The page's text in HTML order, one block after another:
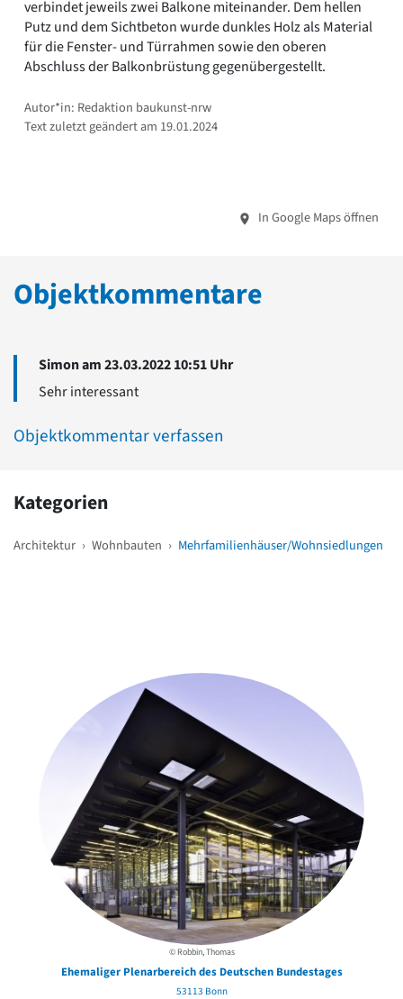
verbindet jeweils zwei Balkone miteinander. Dem hellen
Putz und dem Sichtbeton wurde dunkles Holz als Material
für die Fenster- und Türrahmen sowie den oberen
Abschluss der Balkonbrüstung gegenübergestellt.
Autor*in: Redaktion baukunst-nrw
Text zuletzt geändert am 19.01.2024
In Google Maps öffnen
Objektkommentare
Simon am 23.03.2022 10:51 Uhr
Sehr interessant
Objektkommentar verfassen
Kategorien
Architektur › Wohnbauten › Mehrfamilienhäuser/Wohnsiedlungen
© Robbin, Thomas
Ehemaliger Plenarbereich des Deutschen Bundestages
53113 Bonn